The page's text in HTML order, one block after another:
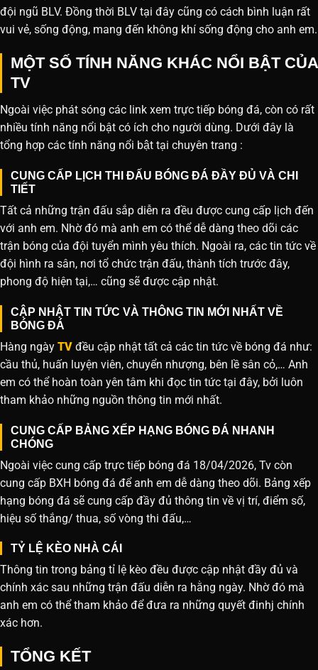
đội ngũ BLV. Đồng thời BLV tại đây cũng có cách bình luận rất
vui vẻ, sống động, mang đến không khí sống động cho anh em.
MỘT SỐ TÍNH NĂNG KHÁC NỔI BẬT CỦA
TV
Ngoài việc phát sóng các link xem trực tiếp bóng đá, còn có rất
nhiều tính năng nổi bật có ích cho người dùng. Dưới đây là
tổng hợp các tính năng nổi bật tại chuyên trang :
CUNG CẤP LỊCH THI ĐẤU BÓNG ĐÁ ĐẦY ĐỦ VÀ CHI
TIẾT
Tất cả những trận đấu sắp diễn ra đều được cung cấp lịch đến
với anh em. Nhờ đó mà anh em có thể dễ dàng theo dõi các
trận bóng của đội tuyển mình yêu thích. Ngoài ra, các tin tức về
đội hình ra sân, nơi tổ chức trận đấu, thành tích trước đây,
phong độ hiện tại,… cũng sẽ được cập nhật.
CẬP NHẬT TIN TỨC VÀ THÔNG TIN MỚI NHẤT VỀ
BÓNG ĐÁ
Hàng ngày TV đều cập nhật tất cả các tin tức về bóng đá như:
cầu thủ, huấn luyện viên, chuyển nhượng, bên lề sân cỏ,… Anh
em có thể hoàn toàn yên tâm khi đọc tin tức tại đây, bởi luôn
tham khảo những nguồn thông tin mới nhất.
CUNG CẤP BẢNG XẾP HẠNG BÓNG ĐÁ NHANH
CHÓNG
Ngoài việc cung cấp trực tiếp bóng đá 18/04/2026, Tv còn
cung cấp BXH bóng đá để anh em dễ dàng theo dõi. Bảng xếp
hạng bóng đá sẽ cung cấp đầy đủ thông tin về vị trí, điểm số,
hiệu số thắng/ thua, số vòng thi đấu,…
TỶ LỆ KÈO NHÀ CÁI
Thông tin trong bảng tỉ lệ kèo đều được cập nhật đầy đủ và
chính xác sau những trận đấu diễn ra hằng ngày. Nhờ đó mà
anh em có thể tham khảo để đưa ra những quyết đinhj chính
xác hơn.
TỔNG KẾT